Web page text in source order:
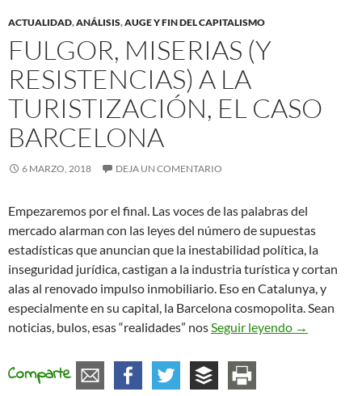
ACTUALIDAD,ANÁLISIS,AUGE Y FIN DEL CAPITALISMO
FULGOR, MISERIAS (Y
RESISTENCIAS) A LA
TURISTIZACIÓN, EL CASO
BARCELONA
6 MARZO, 2018 DEJA UN COMENTARIO
Empezaremos por el final. Las voces de las palabras del
mercado alarman con las leyes del número de supuestas
estadísticas que anuncian que la inestabilidad política, la
inseguridad jurídica, castigan a la industria turística y cortan
alas al renovado impulso inmobiliario. Eso en Catalunya, y
especialmente en su capital, la Barcelona cosmopolita. Sean
noticias, bulos, esas “realidades” nosSeguir leyendo Fulgor,
→
Comparte